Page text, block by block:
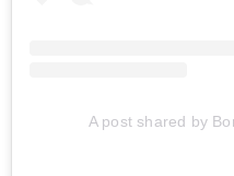
A post shared by